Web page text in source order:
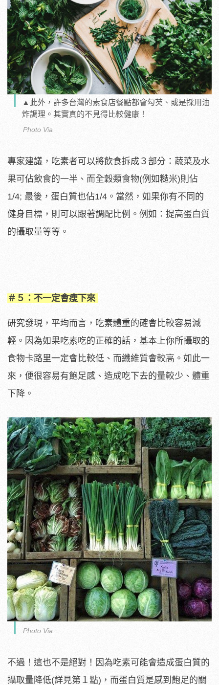
▲此外，許多台灣的素食店餐點都會勾芡、或是採用油
炸調理。其實真的不見得比較健康！
Photo Via
專家建議，吃素者可以將飲食拆成３部分：蔬菜及水
果可佔飲食的一半、而全穀類食物(例如糙米)則佔
1/4; 最後，蛋白質也佔1/4。當然，如果你有不同的
健身目標，則可以跟著調配比例。例如：提高蛋白質
的攝取量等等。
＃５：不一定會瘦下來
研究發現，平均而言，吃素體重的確會比較容易減
輕。因為如果吃素吃的正確的話，基本上你所攝取的
食物卡路里一定會比較低、而纖維質會較高。如此一
來，便很容易有飽足感、造成吃下去的量較少、體重
下降。
Photo Via
不過！這也不是絕對！因為吃素可能會造成蛋白質的
攝取量降低(詳見第１點)，而蛋白質是感到飽足的關